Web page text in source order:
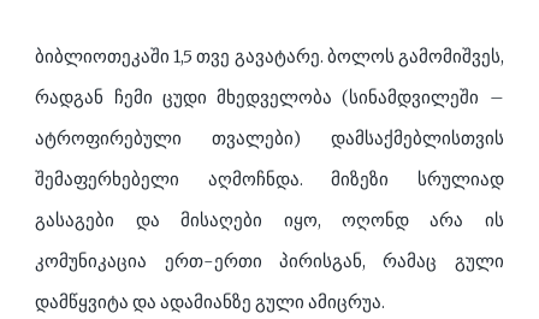
ბიბლიოთეკაში 1,5 თვე გავატარე. ბოლოს გამომიშვეს,
რადგან ჩემი ცუდი მხედველობა (სინამდვილეში –
ატროფირებული თვალები) დამსაქმებლისთვის
შემაფერხებელი აღმოჩნდა. მიზეზი სრულიად
გასაგები და მისაღები იყო, ოღონდ არა ის
კომუნიკაცია ერთ-ერთი პირისგან, რამაც გული
დამწყვიტა და ადამიანზე გული ამიცრუა.